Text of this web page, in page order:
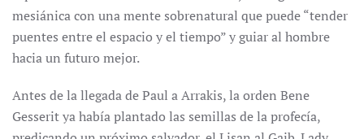
mesiánica con una mente sobrenatural que puede “tender
puentes entre el espacio y el tiempo” y guiar al hombre
hacia un futuro mejor.
Antes de la llegada de Paul a Arrakis, la orden Bene
Gesserit ya había plantado las semillas de la profecía,